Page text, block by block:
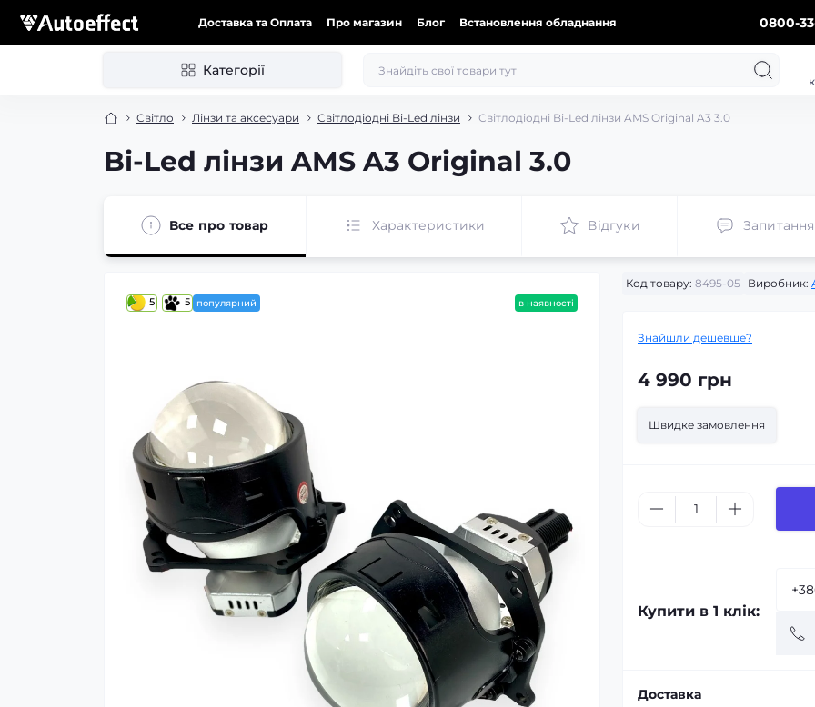
Доставка та Оплата Про магазин Блог Встановлення обладнання 0800-
Категорії
Світло Лінзи та аксесуари Світлодіодні Bi-Led лінзи Світлодіодні Bi-Led лінзи AMS Original A3 3.0
Bi-Led лінзи AMS A3 Original 3.0
Все про товар Характеристики Відгуки Запитання
5 5 популярний в наявності
Код товару: 8495-05 Виробник:
Знайшли дешевше?
4 990 грн
Швидке замовлення
Купити в 1 клік:
Доставка